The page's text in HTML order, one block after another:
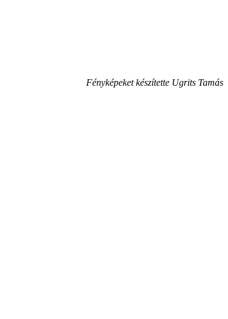
Fényképeket készítette Ugrits Tamás